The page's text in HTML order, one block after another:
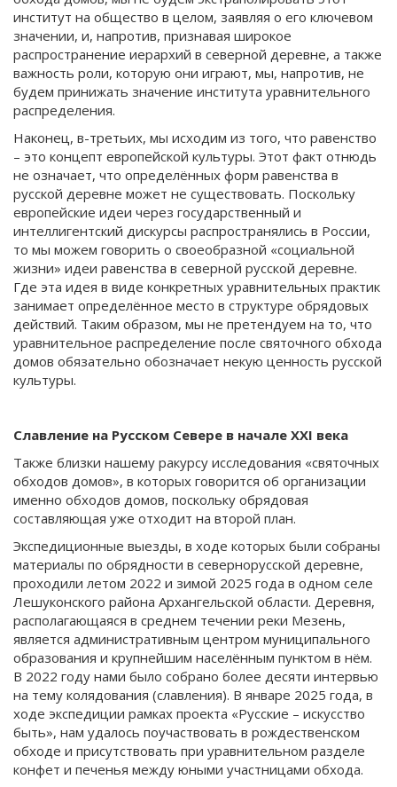
институт на общество в целом, заявляя о его ключевом
значении, и, напротив, признавая широкое
распространение иерархий в северной деревне, а также
важность роли, которую они играют, мы, напротив, не
будем принижать значение института уравнительного
распределения.
Наконец, в-третьих, мы исходим из того, что равенство
– это концепт европейской культуры. Этот факт отнюдь
не означает, что определённых форм равенства в
русской деревне может не существовать. Поскольку
европейские идеи через государственный и
интеллигентский дискурсы распространялись в России,
то мы можем говорить о своеобразной «социальной
жизни» идеи равенства в северной русской деревне.
Где эта идея в виде конкретных уравнительных практик
занимает определённое место в структуре обрядовых
действий. Таким образом, мы не претендуем на то, что
уравнительное распределение после святочного обхода
домов обязательно обозначает некую ценность русской
культуры.
Славление на Русском Севере в начале XXI века
Также близки нашему ракурсу исследования «святочных
обходов домов», в которых говорится об организации
именно обходов домов, поскольку обрядовая
составляющая уже отходит на второй план.
Экспедиционные выезды, в ходе которых были собраны
материалы по обрядности в севернорусской деревне,
проходили летом 2022 и зимой 2025 года в одном селе
Лешуконского района Архангельской области. Деревня,
располагающаяся в среднем течении реки Мезень,
является административным центром муниципального
образования и крупнейшим населённым пунктом в нём.
В 2022 году нами было собрано более десяти интервью
на тему колядования (славления). В январе 2025 года, в
ходе экспедиции рамках проекта «Русские – искусство
быть», нам удалось поучаствовать в рождественском
обходе и присутствовать при уравнительном разделе
конфет и печенья между юными участницами обхода.